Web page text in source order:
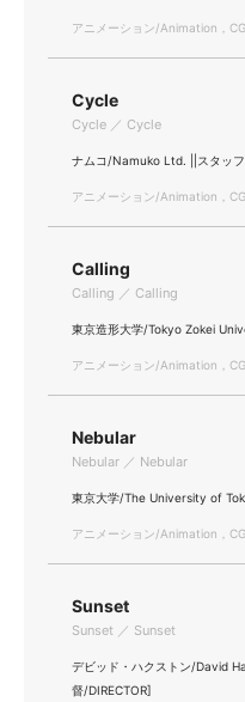
アニメーション/Animation，
Cycle
Cycle ／ Cycle
ナムコ/Namuko Ltd. ||スタッ
アニメーション/Animation，
Calling
Calling ／ Calling
東京造形大学/Tokyo Zokei
アニメーション/Animation，
Nebular
Nebular ／ Nebular
東京大学/The University of
アニメーション/Animation，
Sunset
Sunset ／ Sunset
デビッド・ハクストン/David
督/DIRECTOR]